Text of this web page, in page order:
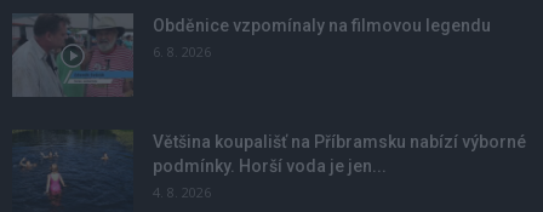
Obděnice vzpomínaly na filmovou legendu
6. 8. 2026
Většina koupališť na Příbramsku nabízí výborné
podmínky. Horší voda je jen...
4. 8. 2026